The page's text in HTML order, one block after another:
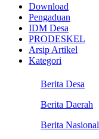
Download
Pengaduan
IDM Desa
PRODESKEL
Arsip Artikel
Kategori
Berita Desa
Berita Daerah
Berita Nasional